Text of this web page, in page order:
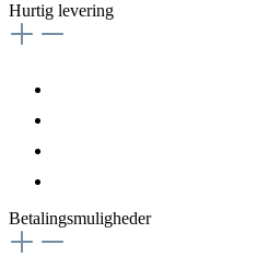
Hurtig levering
Betalingsmuligheder